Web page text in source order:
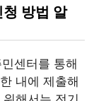
방법 알
센터를 통해
내에 제출해